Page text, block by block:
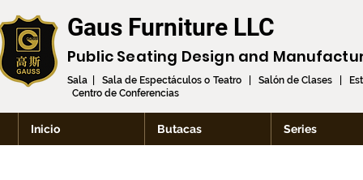
Gaus Furniture LLC
Public Seating Design and
Sala | Sala de Espectáculos o Teatro | Salón de Clases |
Centro de Conferencias
Inicio Butacas Series